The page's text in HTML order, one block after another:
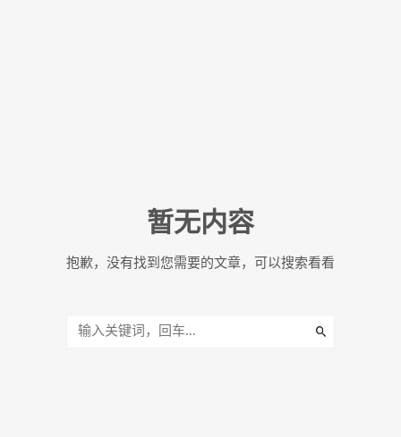
暂无内容
抱歉，没有找到您需要的文章，可以搜索看看